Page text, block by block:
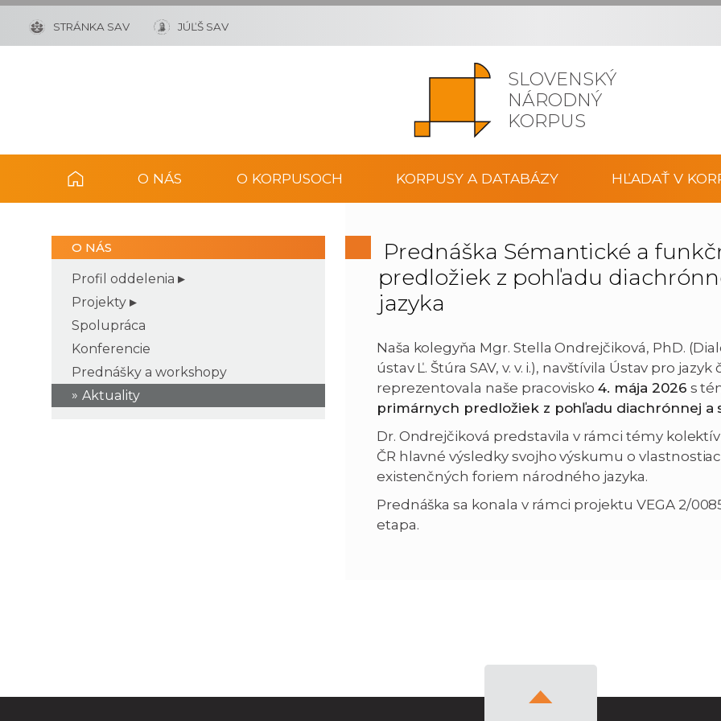
SLOVENSKÝ
NÁRODNÝ
KORPUS
STRÁNKA SAV JÚĽŠ SAV
O NÁS O KORPUSOCH KORPUSY A DATABÁZY HĽADAŤ V
O NÁS
Profil oddelenia
Projekty
Spolupráca
Konferencie
Prednášky a workshopy
Aktuality
Prednáška Sémantické a
predložiek z pohľadu
jazyka
Naša kolegyňa Mgr. Stella Ondrejčiková, PhD.
ústav Ľ. Štúra SAV, v. v. i.), navštívila Ústav pro jazyk
reprezentovala naše pracovisko4. mája 2026 s
primárnych predložiek z pohľadu diachrónnej a
Dr. Ondrejčiková predstavila v rámci témy
ČR hlavné výsledky svojho výskumu o
existenčných foriem národného jazyka.
Prednáška sa konala v rámci projektu VEGA 2/
etapa.